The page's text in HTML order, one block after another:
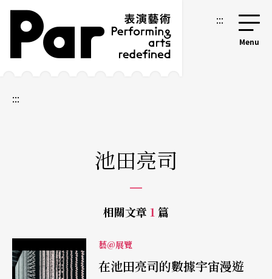
跳到主要內容區塊
網站導覽 :::
:::
池田亮司
相關文章 1 篇
藝@展覽
在池田亮司的數據宇宙漫遊